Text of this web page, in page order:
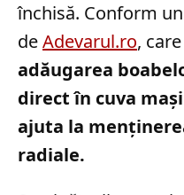
închisă. Conform
deAdevarul.ro,
adăugarea
direct în cuva
ajuta la
radiale.